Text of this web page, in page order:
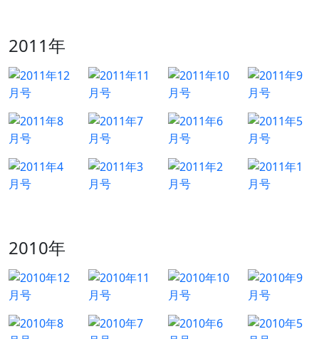
2011年
2010年